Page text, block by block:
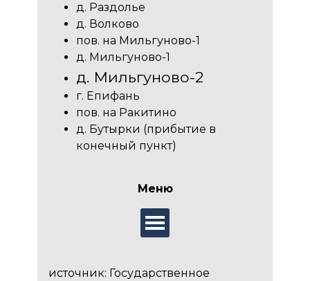
д. Раздолье
д. Волково
пов. на Мильгуново-1
д. Мильгуново-1
д. Мильгуново-2
г. Епифань
пов. на Ракитино
д. Бутырки (прибытие в
конечный пункт)
Меню
источник: Государственное